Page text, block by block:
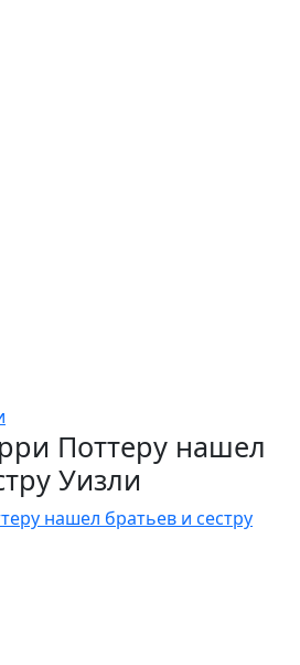
Поттеру нашел
Уизли
нашел братьев и сестру